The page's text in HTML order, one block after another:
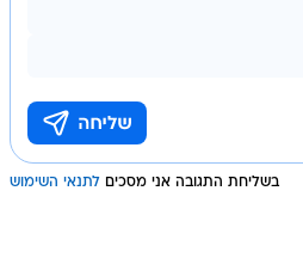
בשליחת התגובה אני מסכים לתנאי השימוש